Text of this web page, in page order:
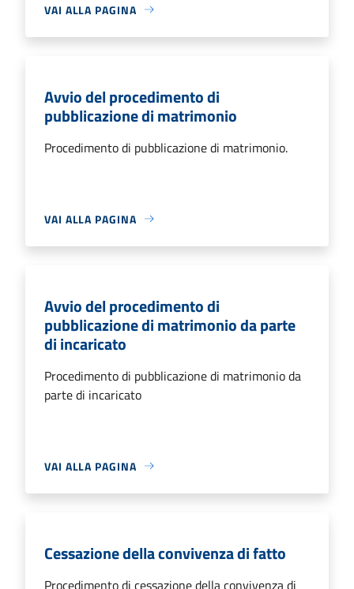
VAI ALLA PAGINA
Avvio del procedimento di
pubblicazione di matrimonio
Procedimento di pubblicazione di matrimonio.
VAI ALLA PAGINA
Avvio del procedimento di
pubblicazione di matrimonio da parte
di incaricato
Procedimento di pubblicazione di matrimonio da
parte di incaricato
VAI ALLA PAGINA
Cessazione della convivenza di fatto
Procedimento di cessazione della convivenza di